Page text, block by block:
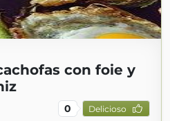
con foie y
0 Delicioso